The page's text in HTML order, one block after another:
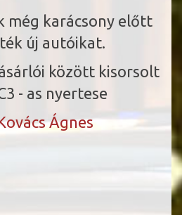
még karácsony előtt
új autóikat.
között kisorsolt
- as nyertese
Ágnes